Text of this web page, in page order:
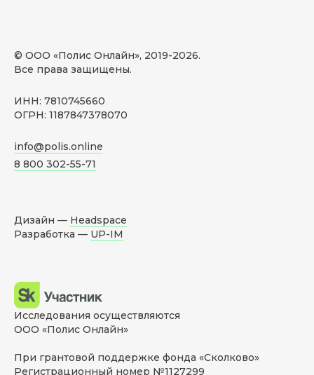
© ООО «Полис Онлайн», 2019-2026.
Все права защищены.
ИНН: 7810745660
ОГРН: 1187847378070
info@polis.online
8 800 302-55-71
Дизайн — Headspace
Разработка — UP-IM
Исследования осуществляются
ООО «Полис Онлайн»
При грантовой поддержке фонда «Сколково»
Регистрационный номер №1127299